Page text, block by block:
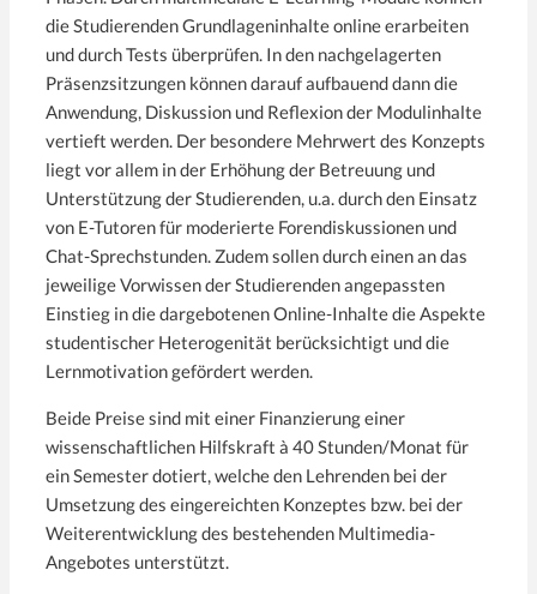
die Studierenden Grundlageninhalte online erarbeiten
und durch Tests überprüfen. In den nachgelagerten
Präsenzsitzungen können darauf aufbauend dann die
Anwendung, Diskussion und Reflexion der Modulinhalte
vertieft werden. Der besondere Mehrwert des Konzepts
liegt vor allem in der Erhöhung der Betreuung und
Unterstützung der Studierenden, u.a. durch den Einsatz
von E-Tutoren für moderierte Forendiskussionen und
Chat-Sprechstunden. Zudem sollen durch einen an das
jeweilige Vorwissen der Studierenden angepassten
Einstieg in die dargebotenen Online-Inhalte die Aspekte
studentischer Heterogenität berücksichtigt und die
Lernmotivation gefördert werden.
Beide Preise sind mit einer Finanzierung einer
wissenschaftlichen Hilfskraft à 40 Stunden/Monat für
ein Semester dotiert, welche den Lehrenden bei der
Umsetzung des eingereichten Konzeptes bzw. bei der
Weiterentwicklung des bestehenden Multimedia-
Angebotes unterstützt.